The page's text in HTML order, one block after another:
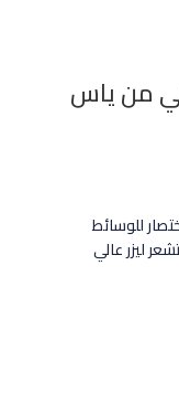
من ياس
سلك 2.4 جيجا هيرتز 21 زر اختصار للوسائط
ليزر عالي